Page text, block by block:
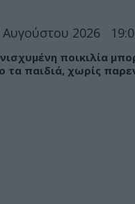
Αυγούστου 2026
ποικιλία
τα παιδιά, χωρίς